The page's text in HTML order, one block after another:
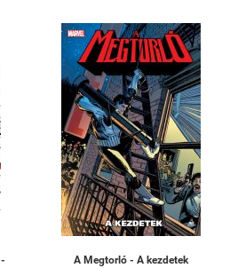
A Megtorló - A kezdetek